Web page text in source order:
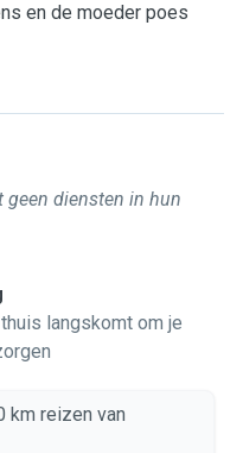
en de moeder poes
diensten in hun
langskomt om je
km reizen van